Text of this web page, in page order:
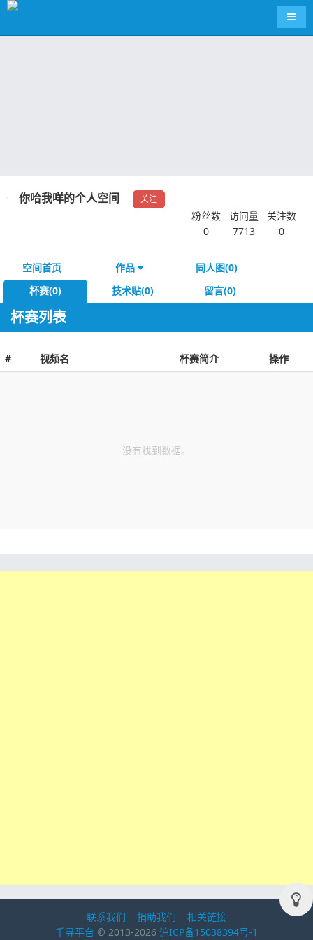
导航
你哈我咩的个人空间 关注
粉丝数
0
访问量
7713
关注数
0
空间首页 作品
同人图(0)
杯赛(0)
技术贴(0) 留言(0)
杯赛列表
# 视频名 杯赛简介 操作
没有找到数据。
联系我们 捐助我们
相关链接
千寻平台 © 2013-2026 沪ICP备15038394号-1